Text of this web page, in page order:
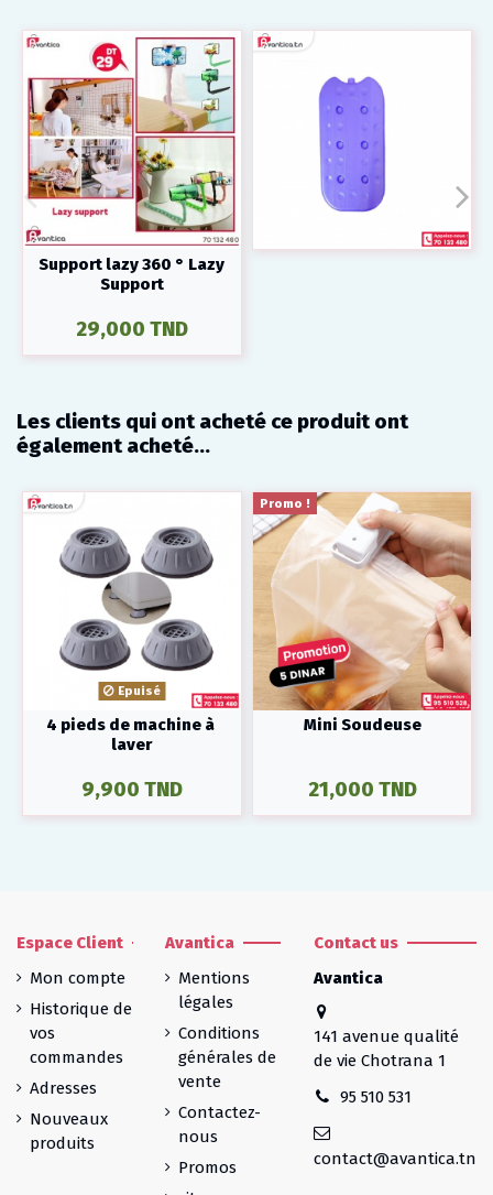
Support lazy 360 ° Lazy
Support
29,000 TND
Les clients qui ont acheté ce produit ont
également acheté...
Epuisé
4 pieds de machine à
laver
9,900 TND
Promo !
Mini Soudeuse
21,000 TND
Espace Client
Mon compte
Historique de
vos
commandes
Adresses
Nouveaux
produits
Avantica
Mentions
légales
Conditions
générales de
vente
Contactez-
nous
Promos
Contact us
Avantica
141 avenue qualité
de vie Chotrana 1
95 510 531
contact@avantica.tn